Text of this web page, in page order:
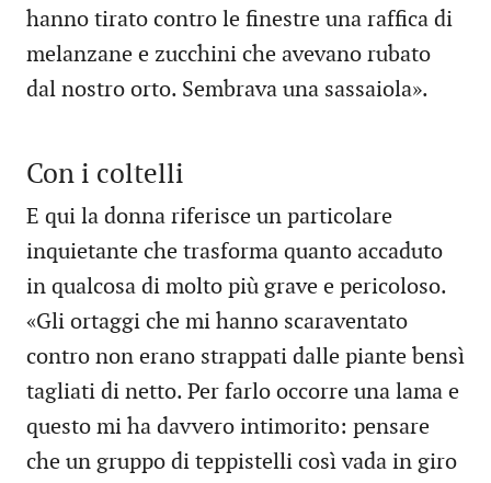
hanno tirato contro le finestre una raffica di
melanzane e zucchini che avevano rubato
dal nostro orto. Sembrava una sassaiola».
Con i coltelli
E qui la donna riferisce un particolare
inquietante che trasforma quanto accaduto
in qualcosa di molto più grave e pericoloso.
«Gli ortaggi che mi hanno scaraventato
contro non erano strappati dalle piante bensì
tagliati di netto. Per farlo occorre una lama e
questo mi ha davvero intimorito: pensare
che un gruppo di teppistelli così vada in giro